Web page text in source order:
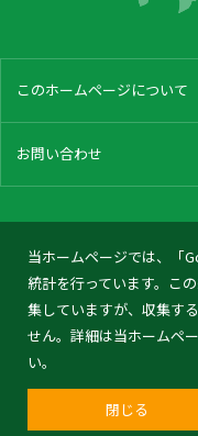
当ホームページでは、「
統計を行っています。こ
集していますが、収集す
せん。詳細は当ホームペ
い。
閉じる
このホームページについて
お問い合わせ